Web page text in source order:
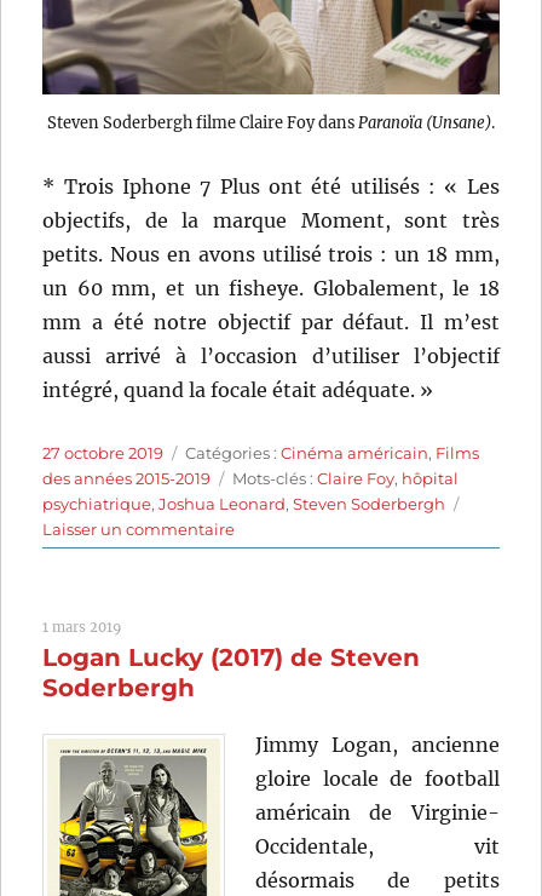
Steven Soderbergh filme Claire Foy dans Paranoïa (Unsane).
* Trois Iphone 7 Plus ont été utilisés : « Les
objectifs, de la marque Moment, sont très
petits. Nous en avons utilisé trois : un 18 mm,
un 60 mm, et un fisheye. Globalement, le 18
mm a été notre objectif par défaut. Il m’est
aussi arrivé à l’occasion d’utiliser l’objectif
intégré, quand la focale était adéquate. »
Publié
le
27 octobre 2019 Catégories
Catégories :Cinéma américain, Films
des années 2015-2019
Étiquettes
Mots-clés :Claire Foy, hôpital
psychiatrique,Joshua Leonard,Steven Soderbergh
Laisser un commentairesur
Paranoïa
Soderbergh
1 mars 2019
Logan Lucky (2017) de Steven
Soderbergh
Jimmy Logan, ancienne
gloire locale de football
américain de Virginie-
Occidentale, vit
désormais de petits